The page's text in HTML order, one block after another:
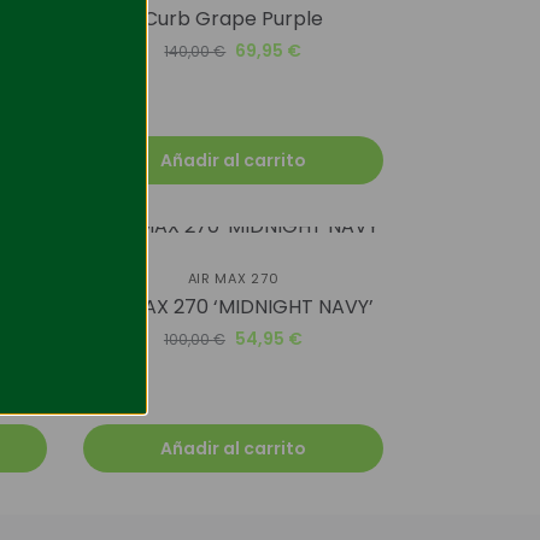
Curb Grape Purple
140,00€ 69,95 €
Añadir al carrito
AIR MAX 270
AIR MAX 270 ‘MIDNIGHT NAVY’
100,00€ 54,95 €
Añadir al carrito